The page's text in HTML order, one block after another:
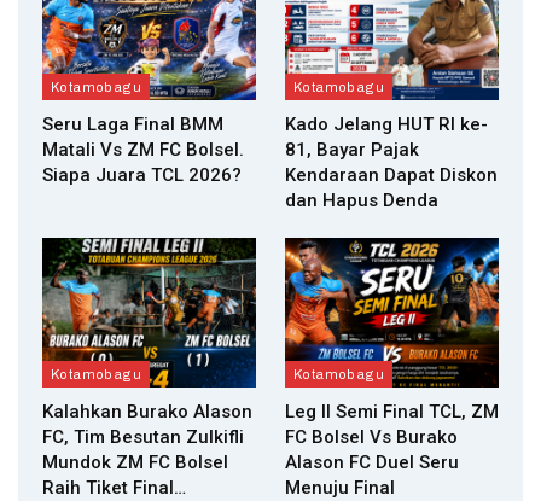
Kotamobagu
Seru Laga Final BMM
Matali Vs ZM FC Bolsel.
Siapa Juara TCL 2026?
Kotamobagu
Kado Jelang HUT RI ke-
81, Bayar Pajak
Kendaraan Dapat Diskon
dan Hapus Denda
Kotamobagu
Kalahkan Burako Alason
FC, Tim Besutan Zulkifli
Mundok ZM FC Bolsel
Raih Tiket Final…
Kotamobagu
Leg II Semi Final TCL, ZM
FC Bolsel Vs Burako
Alason FC Duel Seru
Menuju Final